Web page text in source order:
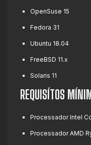
OpenSuse 15
Fedora 31
Ubuntu 18.04
FreeBSD 11.x
Solaris 11
REQUISÍTOS
Processador Intel
Processador AMD